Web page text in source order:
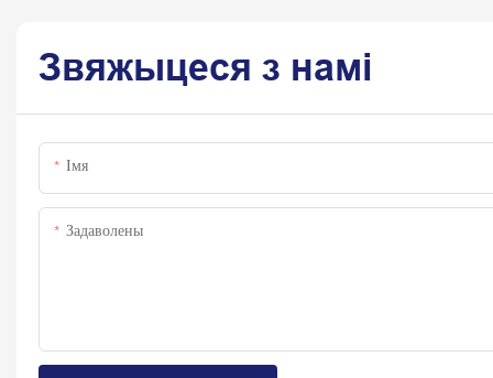
Звяжыцеся з намі
Імя
Задаволены